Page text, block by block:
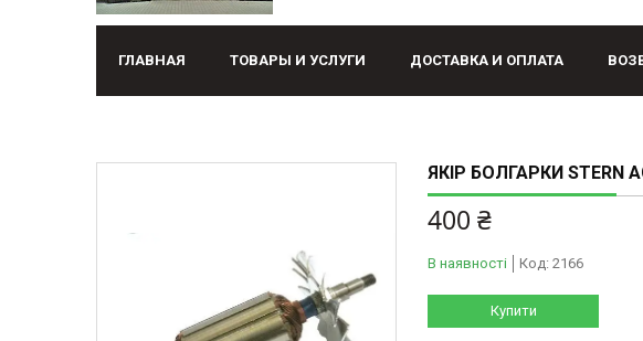
ГЛАВНАЯ ТОВАРЫ И УСЛУГИ ДОСТАВКА И ОПЛАТА
ЯКІР БОЛГАРКИ STERN
400 ₴
В наявності Код: 2166
Купити